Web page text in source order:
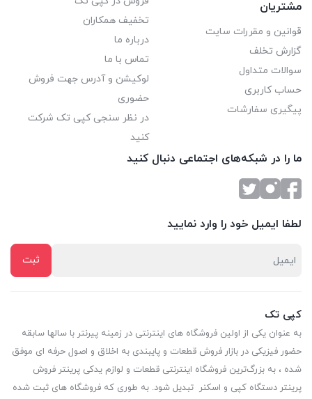
مشتریان
قوانین و مقررات سایت
گزارش تخلف
سوالات متداول
حساب کاربری
پیگیری سفارشات
تخفیف همکاران
درباره ما
تماس با ما
لوکیشن و آدرس جهت فروش
حضوری
در نظر سنجی کپی تک شرکت
کنید
ما را در شبکه‌های اجتماعی دنبال کنید
لطفا ایمیل خود را وارد نمایید
کپی تک
به عنوان یکی از اولین فروشگاه های اینترنتی در زمینه پیرنتر با سالها سابقه
حضور فیزیکی در بازار فروش قطعات و پایبندی به اخلاق و اصول حرفه ای موفق
شده ، به بزرگ‌ترین فروشگاه اینترنتی قطعات و لوازم یدکی پرینتر فروش
پرینتر دستگاه کپی و اسکنر تبدیل شود. به طوری که فروشگاه های ثبت شده